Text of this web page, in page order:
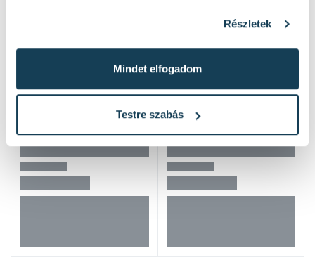
Részletek
Mindet elfogadom
Testre szabás